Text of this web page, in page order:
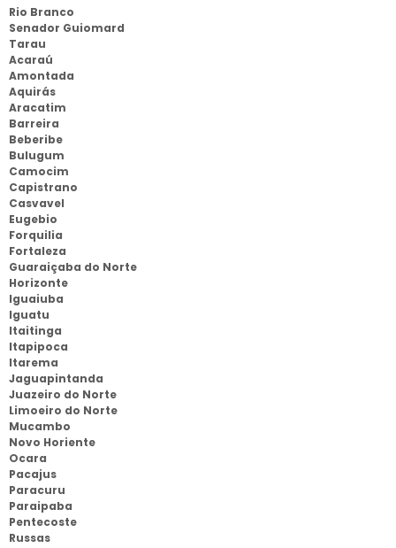
Rio Branco
Senador Guiomard
Tarau
Acaraú
Amontada
Aquirás
Aracatim
Barreira
Beberibe
Bulugum
Camocim
Capistrano
Casvavel
Eugebio
Forquilia
Fortaleza
Guaraiçaba do Norte
Horizonte
Iguaiuba
Iguatu
Itaitinga
Itapipoca
Itarema
Jaguapintanda
Juazeiro do Norte
Limoeiro do Norte
Mucambo
Novo Horiente
Ocara
Pacajus
Paracuru
Paraipaba
Pentecoste
Russas